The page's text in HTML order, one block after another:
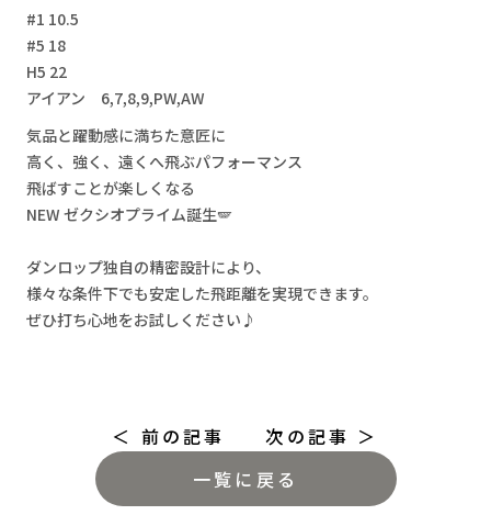
#1 10.5
#5 18
H5 22
アイアン 6,7,8,9,PW,AW
気品と躍動感に満ちた意匠に
高く、強く、遠くへ飛ぶパフォーマンス
飛ばすことが楽しくなる
NEW ゼクシオプライム誕生🪽
ダンロップ独自の精密設計により、
様々な条件下でも安定した飛距離を実現できます。
ぜひ打ち心地をお試しください♪
＜ 前の記事
次の記事 ＞
一覧に戻る